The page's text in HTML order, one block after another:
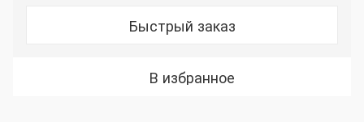
Быстрый заказ
В избранное